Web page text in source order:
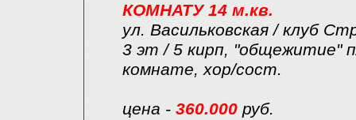
КОМНАТУ 14 м.кв.
ул. Васильковская / клуб
3 эт / 5 кирп, "общежитие"
комнате, хор/сост.
цена - 360.000 руб.